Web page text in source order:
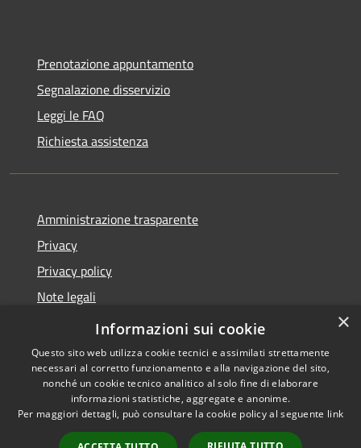
Prenotazione appuntamento
Segnalazione disservizio
Leggi le FAQ
Richiesta assistenza
Amministrazione trasparente
Privacy
Privacy policy
Note legali
Dichiarazione di accessibilità
Accessibilità
Copyright © 2026 • Comune di
Fiorenzuola d'Arda • Powered
byMunicipium Accesso
×
Informazioni sui cookie
Questo sito web utilizza cookie tecnici e assimilati strettamente
necessari al corretto funzionamento e alla navigazione del sito,
nonché un cookie tecnico analitico al solo fine di elaborare
informazioni statistiche, aggregate e anonime.
Per maggiori dettagli, può consultare la cookie policy al seguente link